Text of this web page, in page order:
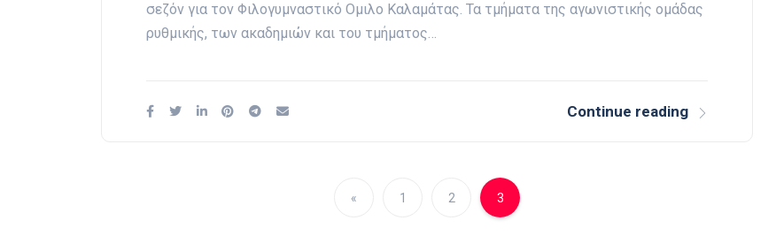
σεζόν για τον Φιλογυμναστικό Ομιλο Καλαμάτας. Τα τμήματα της αγωνιστικής ομάδας
ρυθμικής, των ακαδημιών και του τμήματος…
Continue reading
« 1 2 3